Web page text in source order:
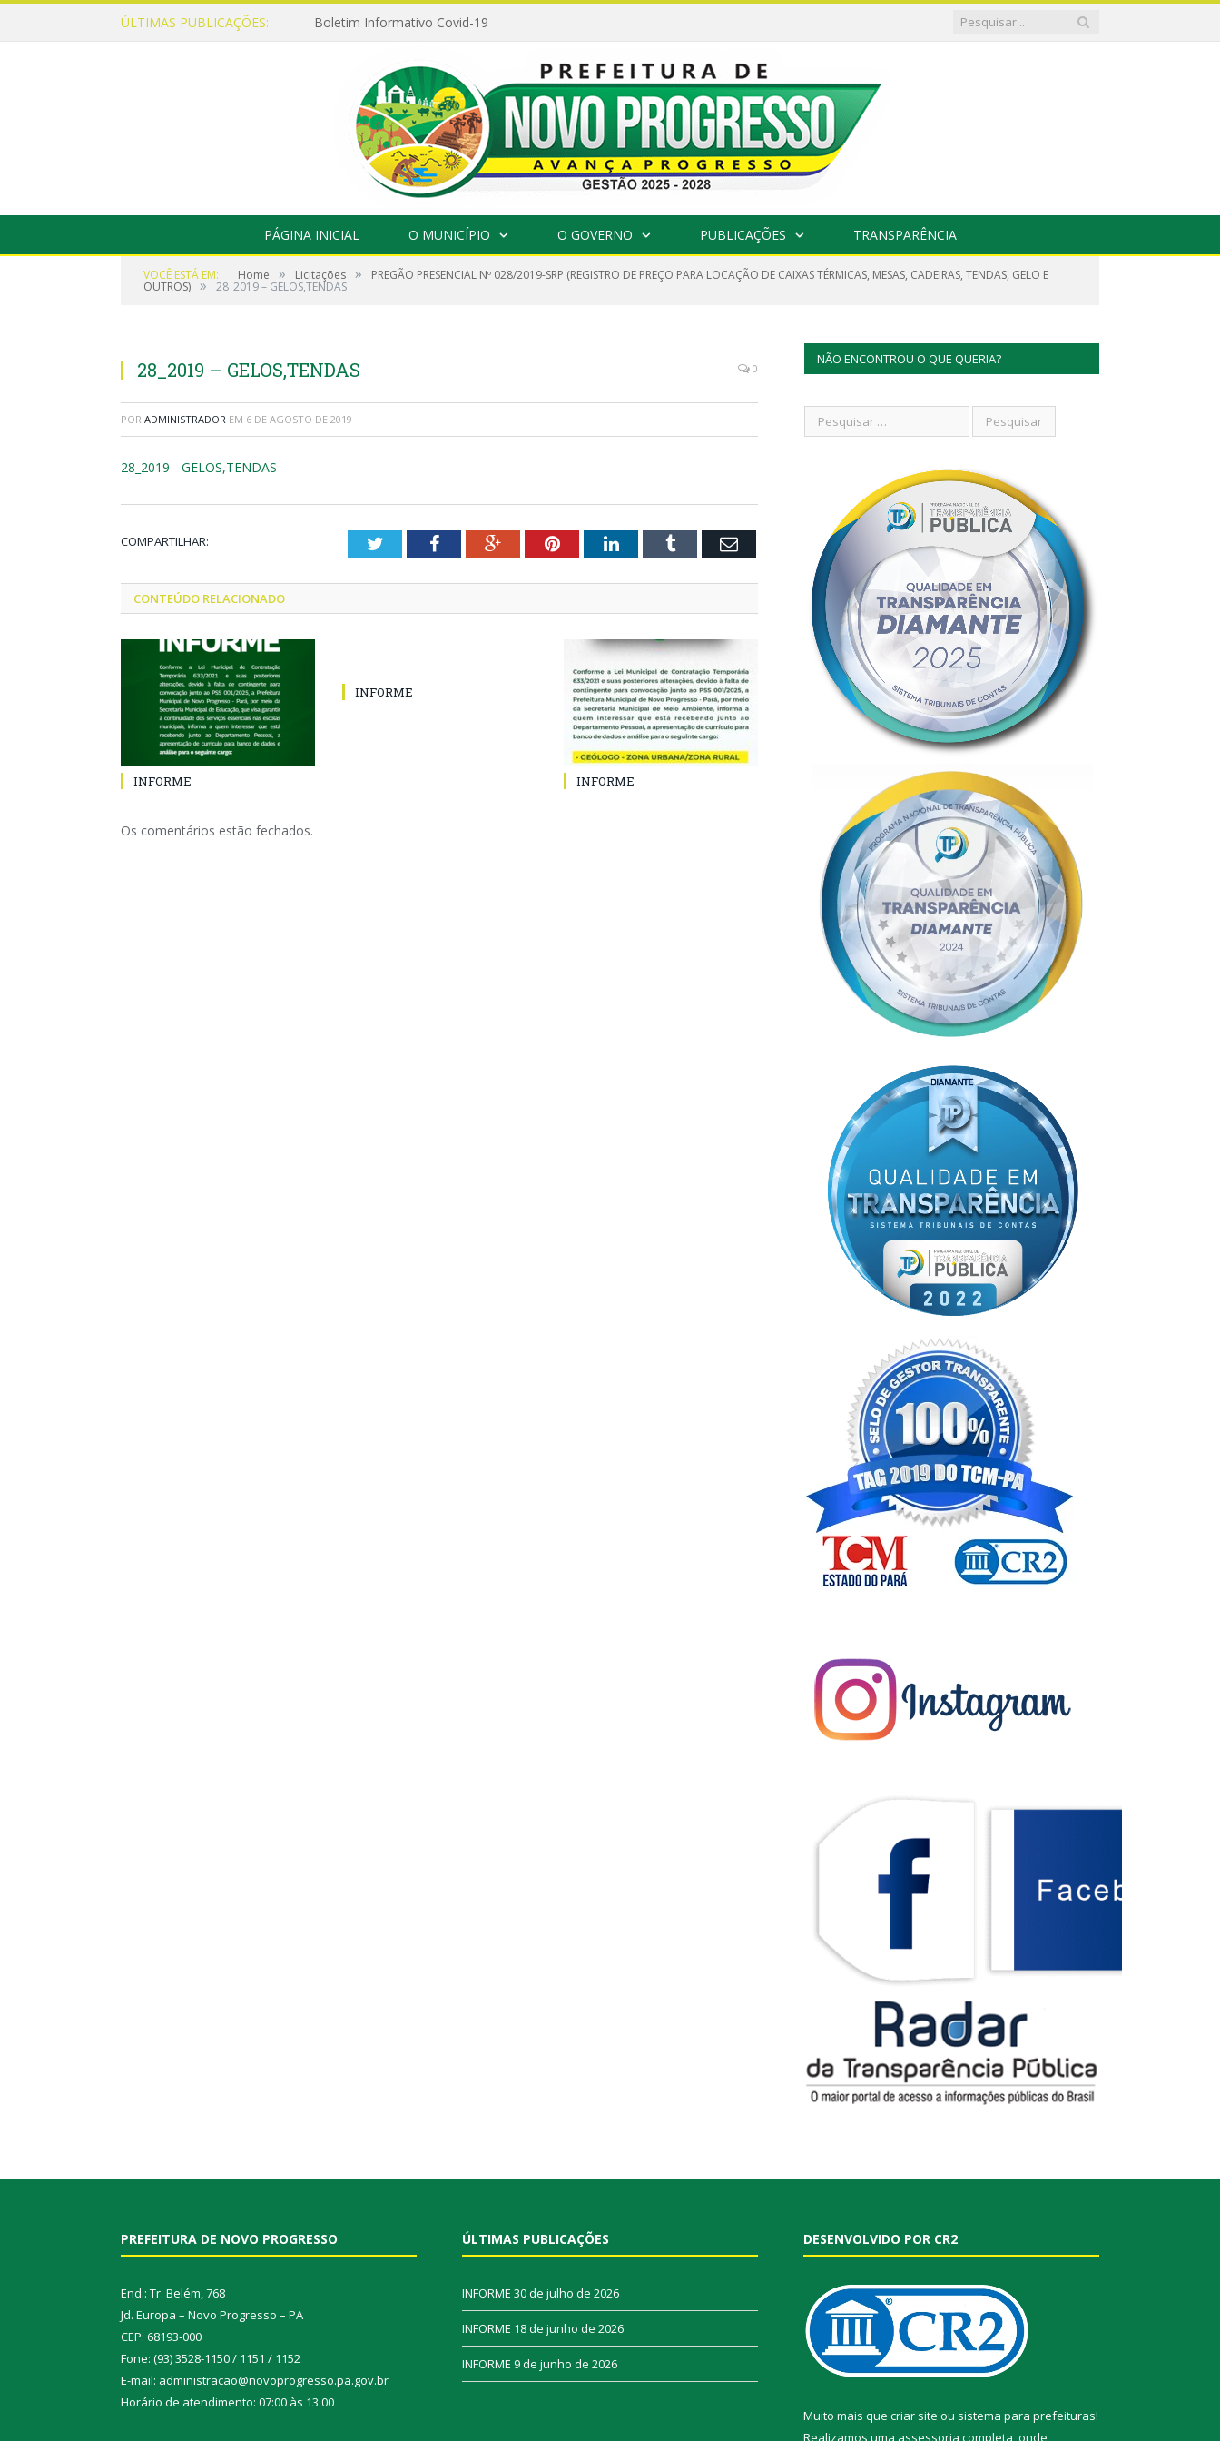
ÚLTIMAS PUBLICAÇÕES: Boletim Informativo Covid-19
PÁGINA INICIAL O MUNICÍPIO O GOVERNO PUBLICAÇÕES TRANSPARÊNCIA
VOCÊ ESTÁ EM: Home » Licitações » PREGÃO PRESENCIAL Nº 028/2019-SRP (REGISTRO DE PREÇO PARA LOCAÇÃO DE CAIXAS TÉRMICAS, MESAS, CADEIRAS, TENDAS, GELO E
OUTROS) » 28_2019 – GELOS,TENDAS
28_2019 – GELOS,TENDAS 0
POR ADMINISTRADOR EM 6 DE AGOSTO DE 2019
28_2019 - GELOS,TENDAS
COMPARTILHAR: TwitterFacebookGoogle+PinterestLinkedInTumblr Email
CONTEÚDO RELACIONADO
INFORME
INFORME
INFORME
Os comentários estão fechados.
NÃO ENCONTROU O QUE QUERIA?
PREFEITURA DE NOVO PROGRESSO
End.: Tr. Belém, 768
Jd. Europa – Novo Progresso – PA
CEP: 68193-000
Fone: (93) 3528-1150 / 1151 / 1152
E-mail: administracao@novoprogresso.pa.gov.br
Horário de atendimento: 07:00 às 13:00
ÚLTIMAS PUBLICAÇÕES
INFORME 30 de julho de 2026
INFORME 18 de junho de 2026
INFORME 9 de junho de 2026
DESENVOLVIDO POR CR2
Muito mais que criar site ou sistema para prefeituras!
Realizamos uma assessoria completa, onde